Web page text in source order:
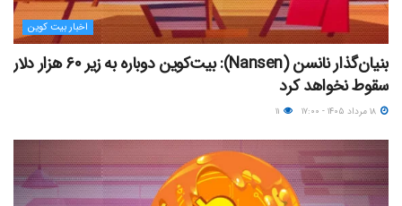
اخبار بیت کوین
بنیان‌گذار نانسن (Nansen): بیت‌کوین دوباره به زیر ۶۰ هزار دلار
سقوط نخواهد کرد